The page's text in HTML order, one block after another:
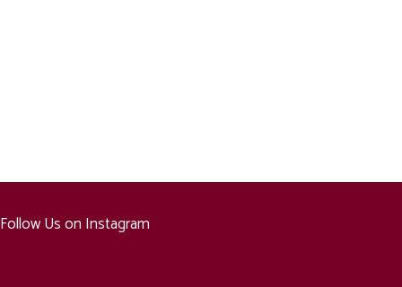
Follow Us on Instagram